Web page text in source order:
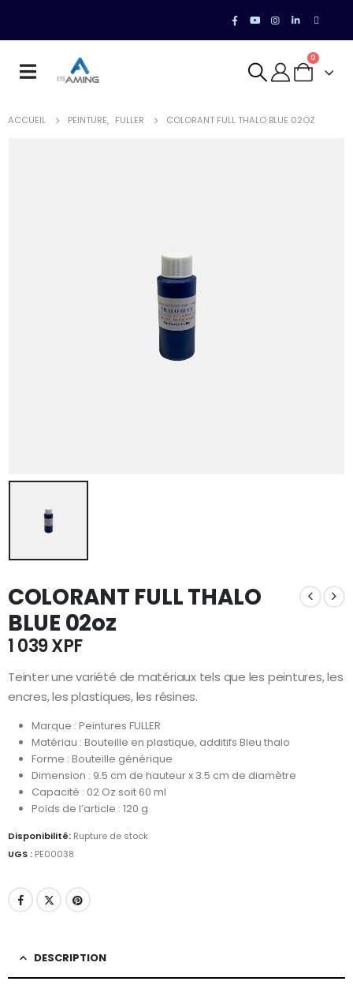
0
ACCUEIL PEINTURE, FULLER COLORANT FULL THALO BLUE 02OZ
COLORANT FULL THALO
BLUE 02oz
1 039XPF
Teinter une variété de matériaux tels que les peintures, les
encres, les plastiques, les résines.
Marque : Peintures FULLER
Matériau : Bouteille en plastique, additifs Bleu thalo
Forme : Bouteille générique
Dimension : 9.5 cm de hauteur x 3.5 cm de diamètre
Capacité : 02 Oz soit 60 ml
Poids de l’article : 120 g
Disponibilité: Rupture de stock
UGS : PE00038
DESCRIPTION